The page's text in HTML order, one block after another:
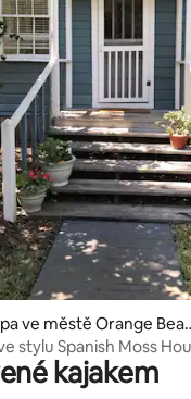
4,74 z 5, 149 hodnocení
ve městě Orange Beac
stylu Spanish Moss
s molo a lodním
kajakem